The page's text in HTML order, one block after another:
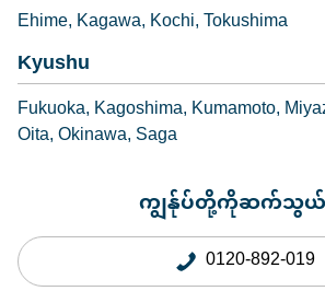
Ehime Kagawa Kochi Tokushima
Kyushu
Fukuoka Kagoshima Kumamoto
Oita Okinawa Saga
ကျွန်ုပ်တို့ကိုဆက်သွယ်
0120-892-019